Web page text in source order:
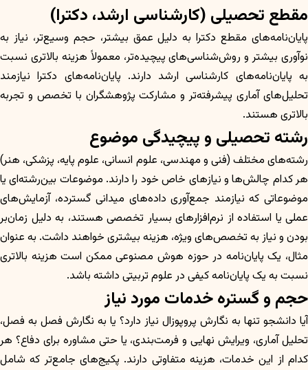
مقطع تحصیلی (کارشناسی ارشد، دکترا)
پایان‌نامه‌های مقطع دکترا به دلیل عمق بیشتر، حجم وسیع‌تر، نیاز به
نوآوری بیشتر و روش‌شناسی‌های پیچیده‌تر، معمولاً هزینه بالاتری نسبت
به پایان‌نامه‌های کارشناسی ارشد دارند. پایان‌نامه‌های دکترا نیازمند
تحلیل‌های آماری پیشرفته‌تر و مشارکت پژوهشگران با تخصص و تجربه
بالاتری هستند.
رشته تحصیلی و پیچیدگی موضوع
رشته‌های مختلف (فنی و مهندسی، علوم انسانی، علوم پایه، پزشکی، هنر)
هر کدام چالش‌ها و نیازهای خاص خود را دارند. موضوعات بین‌رشته‌ای یا
موضوعاتی که نیازمند جمع‌آوری داده‌های میدانی گسترده، آزمایش‌های
عملی یا استفاده از نرم‌افزارهای بسیار تخصصی هستند، به دلیل زمان‌بر
بودن و نیاز به تخصص‌های ویژه، هزینه بیشتری خواهند داشت. به عنوان
مثال، یک پایان‌نامه در حوزه هوش مصنوعی ممکن است هزینه بالاتری
نسبت به یک پایان‌نامه کیفی در علوم تربیتی داشته باشد.
حجم و گستره خدمات مورد نیاز
آیا دانشجو تنها به نگارش پروپوزال نیاز دارد؟ یا به نگارش فصل به فصل،
تحلیل آماری، ویرایش نهایی و فرمت‌بندی، یا حتی مشاوره برای دفاع؟ هر
کدام از این خدمات، هزینه متفاوتی دارند. پکیج‌های جامع‌تر که شامل